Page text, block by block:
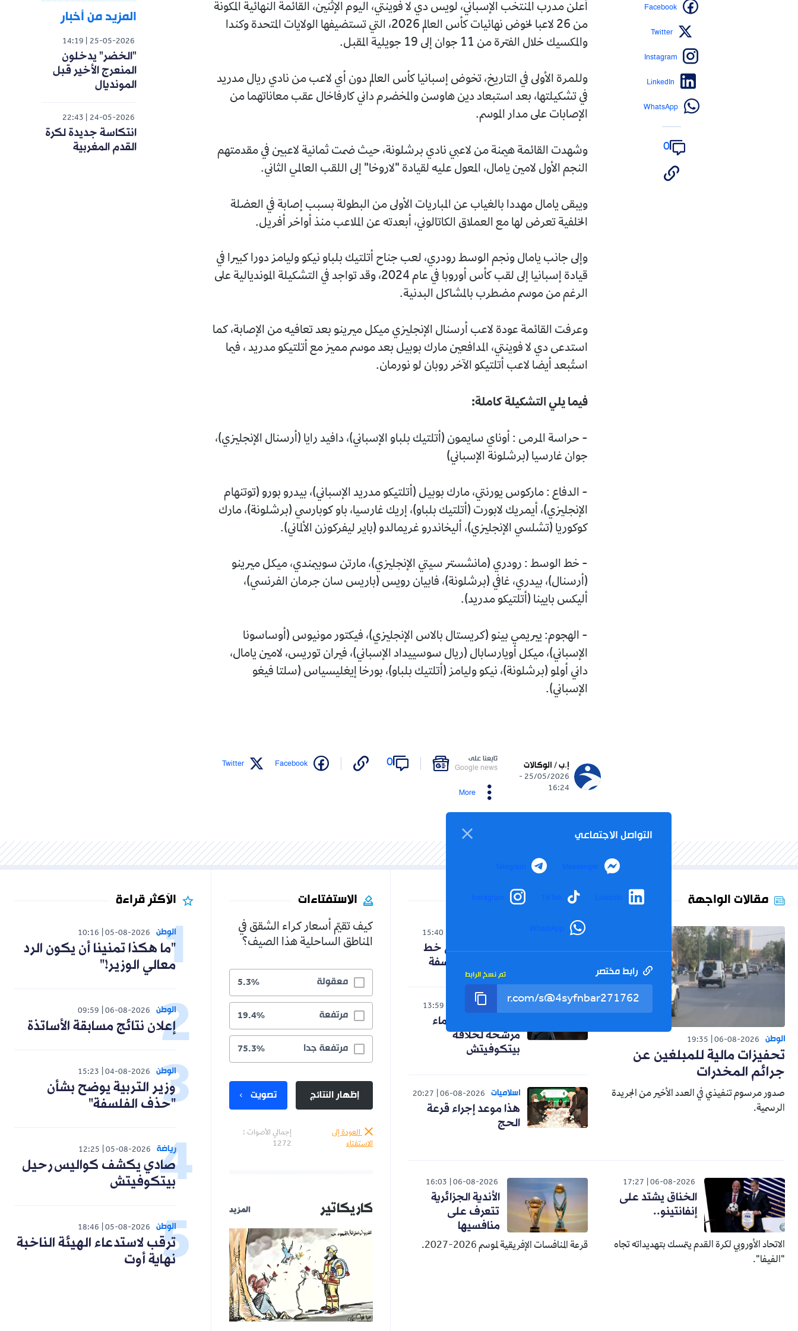
أعلن مدرب المنتخب الإسباني، لويس دي لا فوينتي، اليوم الإثنين، القائمة النهائية المكونة
من 26 لاعبا لخوض نهائيات كأس العالم 2026، التي تستضيفها الولايات المتحدة وكندا
والمكسيك خلال الفترة من 11 جوان إلى 19 جويلية المقبل.
وللمرة الأولى في التاريخ، تخوض إسبانيا كأس العالم دون أي لاعب من نادي ريال مدريد
في تشكيلتها، بعد استبعاد دين هاوسن والمخضرم داني كارفاخال عقب معاناتهما من
الإصابات على مدار الموسم.
وشهدت القائمة هيمنة من لاعبي نادي برشلونة، حيث ضمت ثمانية لاعبين في مقدمتهم
النجم الأول لامين يامال، المعول عليه لقيادة "لاروخا" إلى اللقب العالمي الثاني.
ويبقى يامال مهددا بالغياب عن المباريات الأولى من البطولة بسبب إصابة في العضلة
الخلفية تعرض لها مع العملاق الكاتالوني، أبعدته عن الملاعب منذ أواخر أفريل.
وإلى جانب يامال ونجم الوسط رودري، لعب جناح أتلتيك بلباو نيكو وليامز دورا كبيرا في
قيادة إسبانيا إلى لقب كأس أوروبا في عام 2024، وقد تواجد في التشكيلة المونديالية على
الرغم من موسم مضطرب بالمشاكل البدنية.
وعرفت القائمة عودة لاعب أرسنال الإنجليزي ميكل ميرينو بعد تعافيه من الإصابة، كما
استدعى دي لا فوينتي، المدافعين مارك بوبيل بعد موسم مميز مع أتلتيكو مدريد ، فيما
استُبعد أيضا لاعب أتلتيكو الآخر روبان لو نورمان.
فيما يلي التشكيلة كاملة:
- حراسة المرمى : أوناي سايمون (أتلتيك بلباو الإسباني)، دافيد رايا (أرسنال الإنجليزي)،
جوان غارسيا (برشلونة الإسباني)
- الدفاع : ماركوس يورنتي، مارك بوبيل (أتلتيكو مدريد الإسباني)، بيدرو بورو (توتنهام
الإنجليزي)، أيمريك لابورت (أتلتيك بلباو)، إريك غارسيا، باو كوبارسي (برشلونة)، مارك
كوكوريا (تشلسي الإنجليزي)، أليخاندرو غريمالدو (باير ليفركوزن الألماني).
- خط الوسط : رودري (مانشستر سيتي الإنجليزي)، مارتن سوبيمندي، ميكل ميرينو
(أرسنال)، بيدري، غافي (برشلونة)، فابيان رويس (باريس سان جرمان الفرنسي)،
أليكس بايينا (أتلتيكو مدريد).
- الهجوم: ييريمي بينو (كريستال بالاس الإنجليزي)، فيكتور مونيوس (أوساسونا
الإسباني)، ميكل أويارسابال (ريال سوسييداد الإسباني)، فيران توريس، لامين يامال،
داني أولمو (برشلونة)، نيكو وليامز (أتلتيك بلباو)، بورخا إيغليسياس (سلتا فيغو
الإسباني).
Facebook
Twitter
Instagram
LinkedIn
WhatsApp
0
المزيد من أخبار
25-05-2026
14:19
"الخضر" يدخلون
المنعرج الأخير قبل
المونديال
24-05-2026
22:43
انتكاسة جديدة لكرة
القدم المغربية
إ.ب / الوكالات
25/05/2026 -
16:24
تابعنا على
Google news
0
Facebook
Twitter
More
التواصل الاجتماعي
Messenger
Telegram
LinkedIn
TikTok
Instagram
WhatsApp
رابط مختصر تم نسخ الرابط
مقالات الواجهة
الوطن 06-08-2026
19:35
تحفيزات مالية للمبلغين عن
جرائم المخدرات
صدور مرسوم تنفيذي في العدد الأخير من الجريدة
الرسمية.
15:40
حنون تدخل على خط
الجدل حول الفلسفة
رياضة 06-08-2026
13:59
رسميا.. ثلاثة أسماء
مرشحة لخلافة
بيتكوفيتش
اسلاميات 06-08-2026
20:27
هذا موعد إجراء قرعة
الحج
06-08-2026
17:27
الخناق يشتد على
إنفانتينو..
الاتحاد الأوروبي لكرة القدم يتمسك بتهديداته تجاه
"الفيفا".
06-08-2026
16:03
الأندية الجزائرية
تتعرف على
منافسيها
قرعة المنافسات الإفريقية لموسم 2026-2027.
الاستفتاءات
كيف تقيّم أسعار كراء الشقق في
المناطق الساحلية هذا الصيف؟
معقولة 5.3%
مرتفعة 19.4%
مرتفعة جدا 75.3%
إظهار النتائج تصويت
العودة إلى
الاستفتاء
إجمالي الأصوات :
1272
كاريكاتير المزيد
الأكثر قراءة
الوطن 05-08-2026
10:16
"ما هكذا تمنينا أن يكون الرد
معالي الوزير!"
الوطن 06-08-2026
09:59
إعلان نتائج مسابقة الأساتذة
الوطن 04-08-2026
15:23
وزير التربية يوضح بشأن
"حذف الفلسفة"
رياضة 05-08-2026
12:25
صادي يكشف كواليس رحيل
بيتكوفيتش
الوطن 05-08-2026
18:46
ترقب لاستدعاء الهيئة الناخبة
نهاية أوت